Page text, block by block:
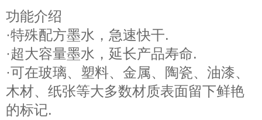
功能介绍
·特殊配方墨水，急速快干.
·超大容量墨水，延长产品寿命.
·可在玻璃、塑料、金属、陶瓷、油漆、
木材、纸张等大多数材质表面留下鲜艳
的标记.